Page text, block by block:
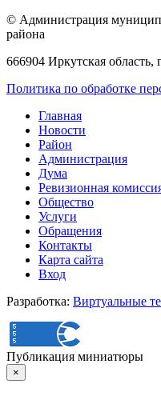
© Администрация
района
666904 Иркутская
Политика по обработке
Главная
Новости
Район
Администрация
Дума
Ревизионная
Общество
Услуги
Обращения
Контакты
Карта сайта
Вход
Разработка: Виртуальные
Публикация миниатюры
×